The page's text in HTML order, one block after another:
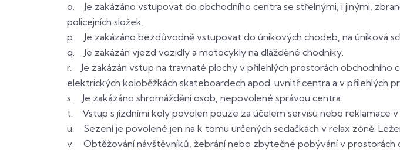
o. Je zakázáno vstupovat do obchodního centra se střelnými, i jinými,
policejních složek.
p. Je zakázáno bezdůvodně vstupovat do únikových chodeb, na úniková
q. Je zakázán vjezd vozidly a motocykly na dlážděné chodníky.
r. Je zakázán vstup na travnaté plochy v přilehlých prostorách obchodního
elektrických koloběžkách skateboardech apod. uvnitř centra a v přilehlých
s. Je zakázáno shromáždění osob, nepovolené správou centra.
t. Vstup s jízdními koly povolen pouze za účelem servisu nebo reklamace
u. Sezení je povolené jen na k tomu určených sedačkách v relax zóně.
v. Obtěžování návštěvníků, žebrání nebo zbytečné pobývání v prostorách